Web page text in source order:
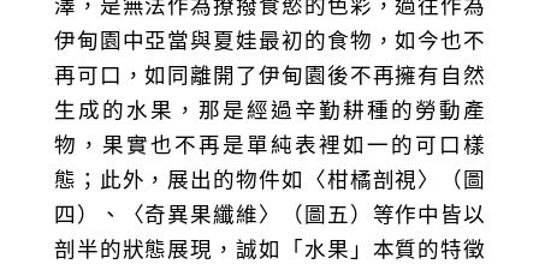
澤，是無法作為撩撥食慾的色彩，過往作為
伊甸園中亞當與夏娃最初的食物，如今也不
再可口，如同離開了伊甸園後不再擁有自然
生成的水果，那是經過辛勤耕種的勞動產
物，果實也不再是單純表裡如一的可口樣
態；此外，展出的物件如〈柑橘剖視〉（圖
四）、〈奇異果纖維〉（圖五）等作中皆以
剖半的狀態展現，誠如「水果」本質的特徵